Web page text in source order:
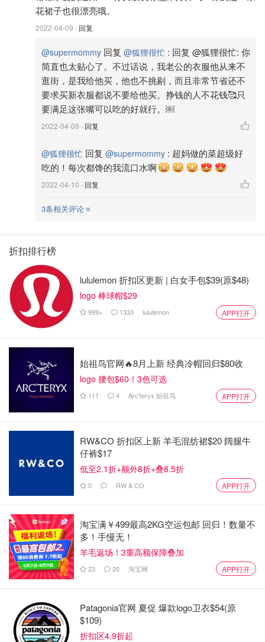
花裙子也很漂亮哦。
2022-04-09 · 回复
@supermommy 回复 @狐狸很忙 : 回复 @狐狸很忙: 你
简直也太贴心了。不过话说，我老公的衣服他从来不
逛街，是我给他买，他也不挑剔，而且非常节省还不
要求买新衣服都说不要给他买。挣钱的人不花钱🥰只
要满足这张嘴可以吃的好就行。￼
2022-04-09 · 回复
@狐狸很忙 回复 @supermommy : 超妈做的菜超级好
吃的！每次都馋的我流口水啊
2022-04-10 · 回复
3条相关评论
折扣排行榜
lululemon 折扣区更新 | 白女手包$39(原$48)
logo 棒球帽$29
999+ 1333 lululemon APP打开
始祖鸟官网🔥8月上新 经典冷帽回归$80收
logo 腰包$60！3色可选
111 4 Arc'teryx 始祖鸟 APP打开
RW&CO 折扣区上新 羊毛混纺裙$20 阔腿牛
仔裤$17
低至2.1折+额外8折+叠8.5折
0 RW & CO APP打开
淘宝满￥499最高2KG空运包邮 回归！数量不
多！手慢无！
羊毛返场！3重高额保障叠加
23 20 淘宝网 APP打开
Patagonia官网 夏促 爆款logo卫衣$54(原
$109)
折扣区4.9折起